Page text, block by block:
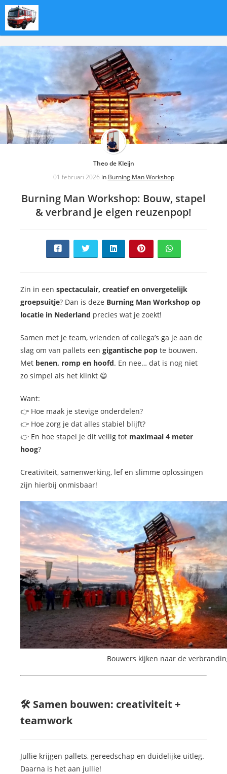
Theo de Kleijn
01 februari 2026 in Burning Man Workshop
Burning Man Workshop: Bouw, stapel
& verbrand je eigen reuzenpop!
Zin in een spectaculair, creatief en onvergetelijk
groepsuitje? Dan is deze Burning Man Workshop op
locatie in Nederland precies wat je zoekt!
Samen met je team, vrienden of collega’s ga je aan de
slag om van pallets een gigantische pop te bouwen.
Met benen, romp en hoofd. En nee… dat is nog niet
zo simpel als het klinkt 😄
Want:
👉 Hoe maak je stevige onderdelen?
👉 Hoe zorg je dat alles stabiel blijft?
👉 En hoe stapel je dit veilig tot maximaal 4 meter
hoog?
Creativiteit, samenwerking, lef en slimme oplossingen
zijn hierbij onmisbaar!
Bouwers kijken naar de
🛠️ Samen bouwen: creativiteit +
teamwork
Jullie krijgen pallets, gereedschap en duidelijke uitleg.
Daarna is het aan jullie!